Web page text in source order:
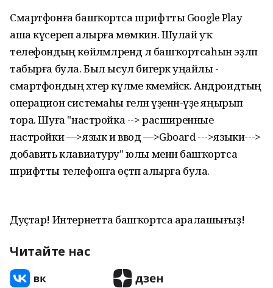
Смартфонға башҡортса шрифтты Google Play
аша күсереп алырға мөмкин. Шулай уҡ
телефондың көйләмәләрендә лә башҡортсаһын эҙләп
табырға була. Был ысул бигерәк уңайлы -
смартфондың хәтер күләме кәмемәйәсәк. Андроидтың
операцион системаһы гелән үҙенән-үҙе яңырып
тора. Шуға "настройка --> расширенные
настройки —>язык и ввод —>Gboard --->языки--->
добавить клавиатуру" юлы менән башҡортса
шрифтты телефонға өҫтәп алырға була.
Дуҫтар! Интернетта башҡортса аралашығыҙ!
Читайте нас